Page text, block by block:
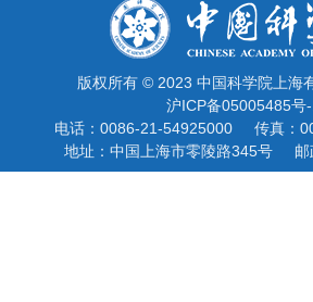
版权所有 © 2023 中国科学院上海
沪ICP备05005485号-
电话：0086-21-54925000
传真：
地址：中国上海市零陵路345号